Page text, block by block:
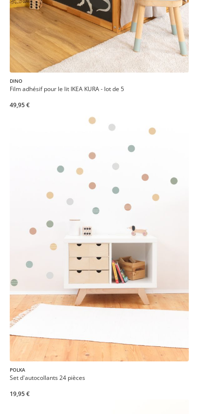
DINO
Film adhésif pour le lit IKEA KURA - lot de 5
49,95 €
POLKA
Set d'autocollants 24 pièces
19,95 €